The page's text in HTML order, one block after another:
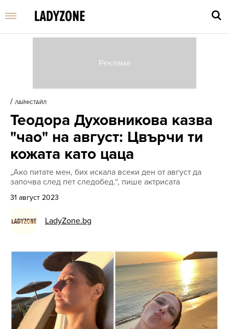
и
/ ЛАЙФСТАЙЛ
Теодора Духовникова казва
"чао" на август: Цвърчи ти
кожата като цаца
„Ако питате мен, бих искала всеки ден от август да
започва след пет следобед.“, пише актрисата
31 август 2023
LadyZone.bg